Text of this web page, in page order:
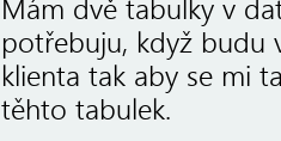
Mám dvě tabulky v
potřebuju, když budu
klienta tak aby se mi
těhto tabulek.